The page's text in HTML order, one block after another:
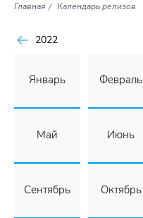
Главная Календарь релизов
2022
Январь Февраль
Май Июнь
Сентябрь Октябрь